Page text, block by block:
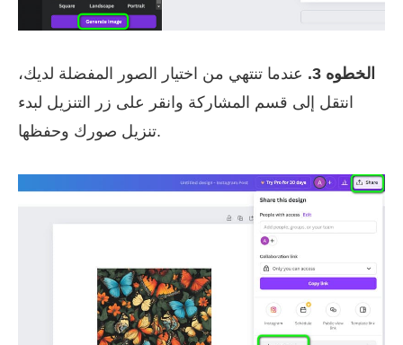
الخطوه 3.
عندما تنتهي من اختيار الصور المفضلة لديك،
انتقل إلى قسم المشاركة وانقر على زر التنزيل لبدء
تنزيل صورك وحفظها.